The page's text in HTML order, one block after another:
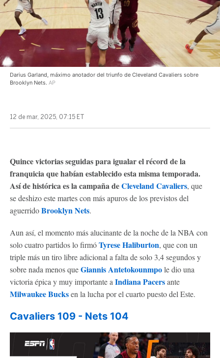
Darius Garland, máximo anotador del triunfo de Cleveland Cavaliers sobre
Brooklyn Nets. AP
12 de mar, 2025, 07:15 ET
Quince victorias seguidas para igualar el récord de la
franquicia que habían establecido esta misma temporada.
Así de histórica es la campaña deCleveland Cavaliers, que
se deshizo este martes con más apuros de los previstos del
aguerridoBrooklyn Nets.
Aun así, el momento más alucinante de la noche de la NBA con
solo cuatro partidos lo firmóTyrese Haliburton, que con un
triple más un tiro libre adicional a falta de solo 3,4 segundos y
sobre nada menos queGiannis Antetokounmpole dio una
victoria épica y muy importante a Indiana Pacersante
Milwaukee Bucksen la lucha por el cuarto puesto del Este.
Cavaliers 109 - Nets 104